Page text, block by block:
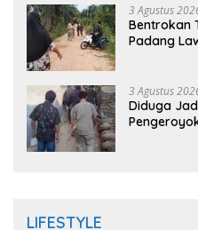
3 Agustus
Bentrokan
Padang
3 Agustus
Diduga
LIFESTYLE